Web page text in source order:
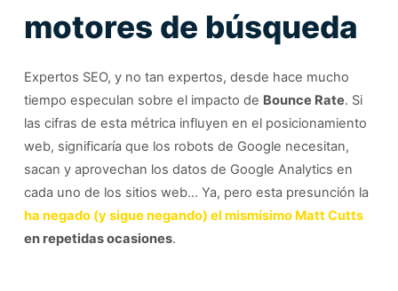
motores de búsqueda
Expertos SEO, y no tan expertos, desde hace mucho
tiempo especulan sobre el impacto de Bounce Rate. Si
las cifras de esta métrica influyen en el posicionamiento
web, significaría que los robots de Google necesitan,
sacan y aprovechan los datos de Google Analytics en
cada uno de los sitios web… Ya, pero esta presunción la
ha negado (y sigue negando) el mismísimo Matt Cutts
en repetidas ocasiones.